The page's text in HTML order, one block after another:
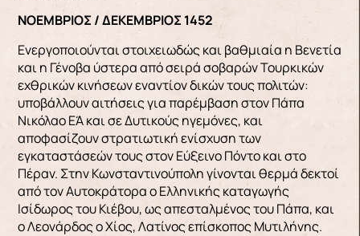
ΝΟΕΜΒΡΙΟΣ / ΔΕΚΕΜΒΡΙΟΣ 1452
Ενεργοποιούνται στοιχειωδώς και βαθμιαία η Βενετία
και η Γένοβα ύστερα από σειρά σοβαρών Τουρκικών
εχθρικών κινήσεων εναντίον δικών τους πολιτών:
υποβάλλουν αιτήσεις για παρέμβαση στον Πάπα
Νικόλαο ΕΆ και σε Δυτικούς ηγεμόνες, και
αποφασίζουν στρατιωτική ενίσχυση των
εγκαταστάσεών τους στον Εύξεινο Πόντο και στο
Πέραν. Στην Κωνσταντινούπολη γίνονται θερμά δεκτοί
από τον Αυτοκράτορα ο Ελληνικής καταγωγής
Ισίδωρος του Κιέβου, ως απεσταλμένος του Πάπα, και
ο Λεονάρδος ο Χίος, Λατίνος επίσκοπος Μυτιλήνης.